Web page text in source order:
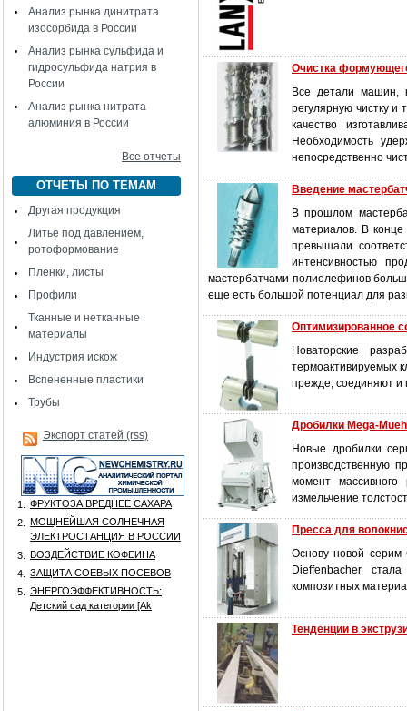
Анализ рынка динитрата
изосорбида в России
Анализ рынка сульфида и
гидросульфида натрия в
России
Анализ рынка нитрата
алюминия в России
Все отчеты
ОТЧЕТЫ ПО ТЕМАМ
Другая продукция
Литье под давлением,
ротоформование
Пленки, листы
Профили
Тканные и нетканные
материалы
Индустрия искож
Вспененные пластики
Трубы
Экспорт статей (rss)
1.
ФРУКТОЗА ВРЕДНЕЕ САХАРА
2.
МОЩНЕЙШАЯ СОЛНЕЧНАЯ
ЭЛЕКТРОСТАНЦИЯ В РОССИИ
3.
ВОЗДЕЙСТВИЕ КОФЕИНА
4.
ЗАЩИТА СОЕВЫХ ПОСЕВОВ
5.
ЭНЕРГОЭФФЕКТИВНОСТЬ:
Детский сад категории [Аk
Очистка
Все детали машин,
регулярную чистку и
качество
Необходимость
непосредственно
Введение
В прошлом
материалов. В конце
превышали
интенсивностью
мастербатчами полиолефинов
еще есть большой потенциал для
Оптимизированное
Новаторские
термоактивируемых
прежде, соединяют и
Дробилки Mega-
Новые дробилки
производственную
момент массивного
измельчение
Прecca для
Основу новой серим
Dieffenbacher
композитных
Тенденции в